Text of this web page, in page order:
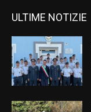
ULTIME NOTIZIE